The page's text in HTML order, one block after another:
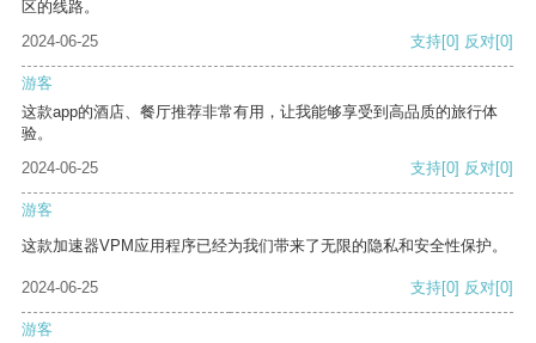
区的线路。
2024-06-25
支持[0] 反对[0]
游客
这款app的酒店、餐厅推荐非常有用，让我能够享受到高品质的旅行体
验。
2024-06-25
支持[0] 反对[0]
游客
这款加速器VPM应用程序已经为我们带来了无限的隐私和安全性保护。
2024-06-25 支持[0] 反对[0]
游客